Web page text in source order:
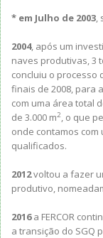
* em Julho de 2003,
2004, após um
naves produtivas, 3
concluiu o processo
finais de 2008, para
com uma área total
de 3.000 m2, o que
onde contamos
qualificados.
2012voltou a fazer
produtivo,
2016a FERCOR
a transição do SGQ